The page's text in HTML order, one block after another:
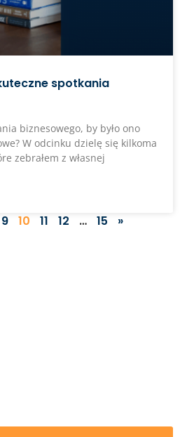
spotkania
biznesowego, by było ono
W odcinku dzielę się kilkoma
zebrałem z własnej
9 10 11 12 … 15 »